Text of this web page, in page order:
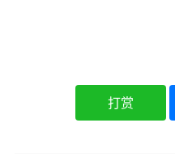
记本硬盘。
打赏